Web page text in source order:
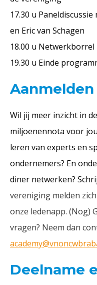
17.30 u
en Eric van Schagen
18.00 u Netwerkborrel
19.30 u Einde
Aanmelden
Wil jij meer inzicht in
miljoenennota voor
leren van experts en
ondernemers? En
diner netwerken?
vereniging melden
onze ledenapp. (Nog)
vragen? Neem dan
Deelname